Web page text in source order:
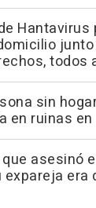
Hantavirus
todos
sin
en ruinas
asesinó
era